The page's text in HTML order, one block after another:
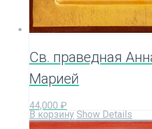
Св. праведная
Марией
44,000 ₽
В корзину Show Details